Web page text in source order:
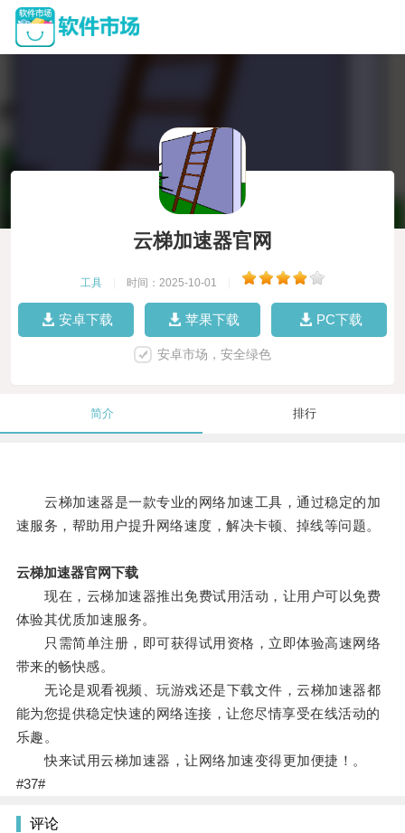
云梯加速器官网
工具 时间：2025-10-01
安卓下载 苹果下载 PC下载
安卓市场，安全绿色
简介 排行
云梯加速器是一款专业的网络加速工具，通过稳定的加
速服务，帮助用户提升网络速度，解决卡顿、掉线等问题。
云梯加速器官网下载
现在，云梯加速器推出免费试用活动，让用户可以免费
体验其优质加速服务。
只需简单注册，即可获得试用资格，立即体验高速网络
带来的畅快感。
无论是观看视频、玩游戏还是下载文件，云梯加速器都
能为您提供稳定快速的网络连接，让您尽情享受在线活动的
乐趣。
快来试用云梯加速器，让网络加速变得更加便捷！。
#37#
评论